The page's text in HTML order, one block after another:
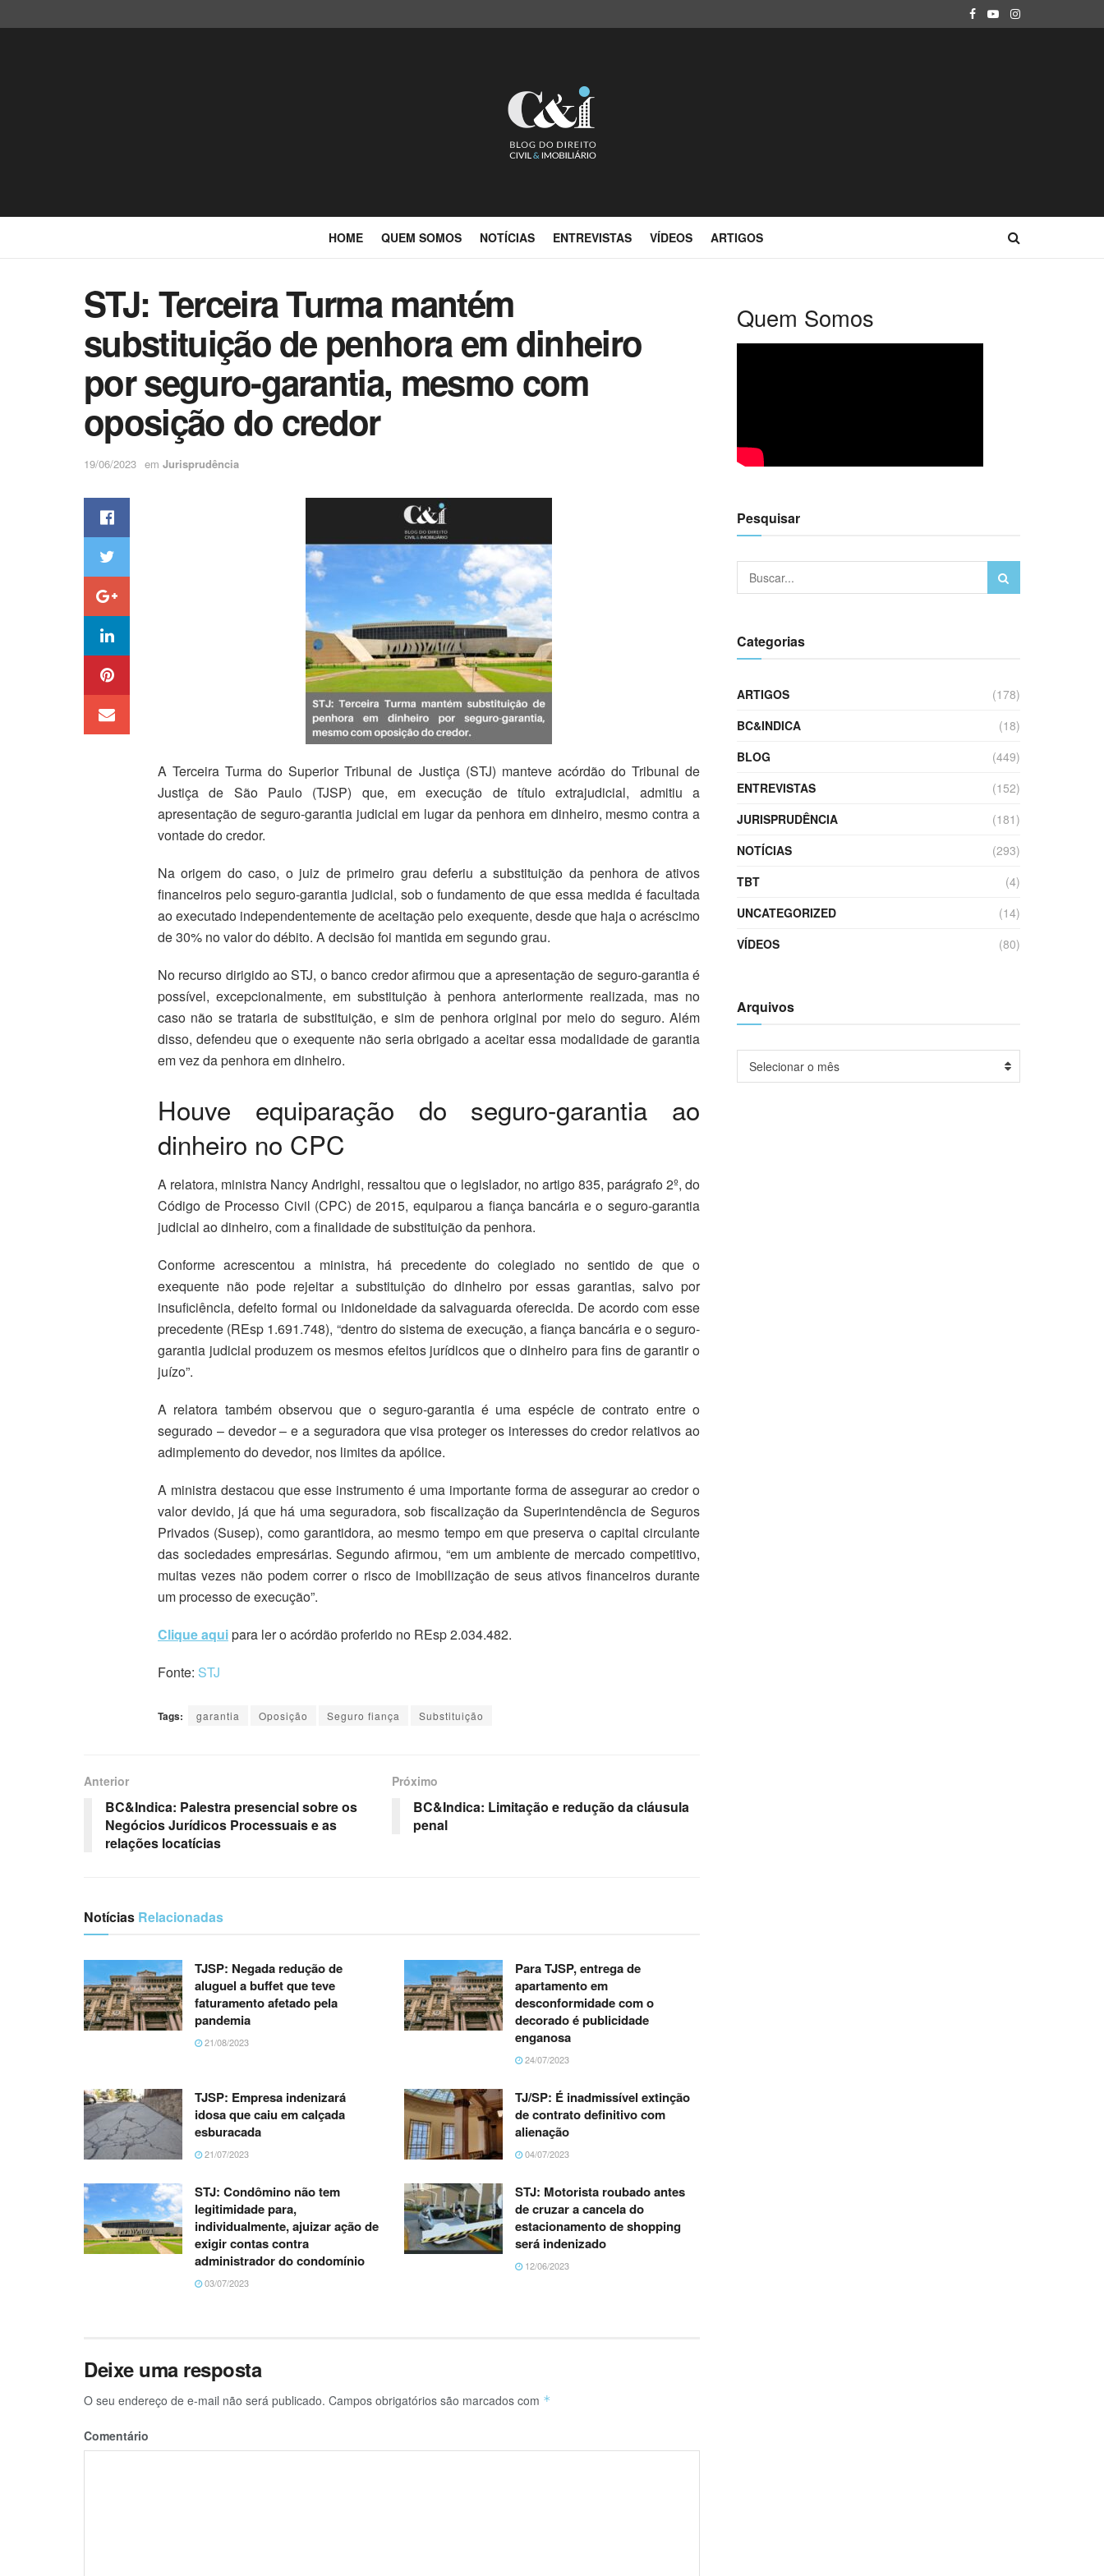
HOME QUEM SOMOS NOTÍCIAS ENTREVISTAS VÍDEOS ARTIGOS
STJ: Terceira Turma mantém
substituição de penhora em dinheiro
por seguro-garantia, mesmo com
oposição do credor
19/06/2023 em Jurisprudência
A Terceira Turma do Superior Tribunal de Justiça (STJ) manteve acórdão do Tribunal de
Justiça de São Paulo (TJSP) que, em execução de título extrajudicial, admitiu a
apresentação de seguro-garantia judicial em lugar da penhora em dinheiro, mesmo contra a
vontade do credor.
Na origem do caso, o juiz de primeiro grau deferiu a substituição da penhora de ativos
financeiros pelo seguro-garantia judicial, sob o fundamento de que essa medida é facultada
ao executado independentemente de aceitação pelo exequente, desde que haja o acréscimo
de 30% no valor do débito. A decisão foi mantida em segundo grau.
No recurso dirigido ao STJ, o banco credor afirmou que a apresentação de seguro-garantia é
possível, excepcionalmente, em substituição à penhora anteriormente realizada, mas no
caso não se trataria de substituição, e sim de penhora original por meio do seguro. Além
disso, defendeu que o exequente não seria obrigado a aceitar essa modalidade de garantia
em vez da penhora em dinheiro.
Houve equiparação do seguro-garantia ao
dinheiro no CPC
A relatora, ministra Nancy Andrighi, ressaltou que o legislador, no artigo 835, parágrafo 2º, do
Código de Processo Civil (CPC) de 2015, equiparou a fiança bancária e o seguro-garantia
judicial ao dinheiro, com a finalidade de substituição da penhora.
Conforme acrescentou a ministra, há precedente do colegiado no sentido de que o
exequente não pode rejeitar a substituição do dinheiro por essas garantias, salvo por
insuficiência, defeito formal ou inidoneidade da salvaguarda oferecida. De acordo com esse
precedente (REsp 1.691.748), “dentro do sistema de execução, a fiança bancária e o seguro-
garantia judicial produzem os mesmos efeitos jurídicos que o dinheiro para fins de garantir o
juízo”.
A relatora também observou que o seguro-garantia é uma espécie de contrato entre o
segurado – devedor – e a seguradora que visa proteger os interesses do credor relativos ao
adimplemento do devedor, nos limites da apólice.
A ministra destacou que esse instrumento é uma importante forma de assegurar ao credor o
valor devido, já que há uma seguradora, sob fiscalização da Superintendência de Seguros
Privados (Susep), como garantidora, ao mesmo tempo em que preserva o capital circulante
das sociedades empresárias. Segundo afirmou, “em um ambiente de mercado competitivo,
muitas vezes não podem correr o risco de imobilização de seus ativos financeiros durante
um processo de execução”.
Clique aquipara ler o acórdão proferido no REsp 2.034.482.
Fonte: STJ
Tags: garantia Oposição Seguro fiança Substituição
Anterior
BC&Indica: Palestra presencial sobre os
Negócios Jurídicos Processuais e as
relações locatícias
Próximo
BC&Indica: Limitação e redução da cláusula
penal
Notícias Relacionadas
TJSP: Negada redução de
aluguel a buffet que teve
faturamento afetado pela
pandemia
21/08/2023
Para TJSP, entrega de
apartamento em
desconformidade com o
decorado é publicidade
enganosa
24/07/2023
TJSP: Empresa indenizará
idosa que caiu em calçada
esburacada
21/07/2023
TJ/SP: É inadmissível extinção
de contrato definitivo com
alienação
04/07/2023
STJ: Condômino não tem
legitimidade para,
individualmente, ajuizar ação de
exigir contas contra
administrador do condomínio
03/07/2023
STJ: Motorista roubado antes
de cruzar a cancela do
estacionamento de shopping
será indenizado
12/06/2023
Deixe uma resposta
O seu endereço de e-mail não será publicado. Campos obrigatórios são marcados com *
Comentário
Quem Somos
Pesquisar
Categorias
ARTIGOS
(178)
BC&INDICA
(18)
BLOG
(449)
ENTREVISTAS
(152)
JURISPRUDÊNCIA
(181)
NOTÍCIAS
(293)
TBT
(4)
UNCATEGORIZED
(14)
VÍDEOS
(80)
Arquivos
Arquivos
Selecionar o mês